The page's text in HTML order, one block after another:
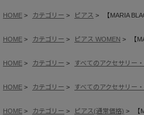
HOME カテゴリー ピアス 【MARIA
HOME カテゴリー ピアス WOMEN 【
HOME カテゴリー すべてのアクセサリー
HOME カテゴリー すべてのアクセサリー
HOME カテゴリー ピアス(通常価格)